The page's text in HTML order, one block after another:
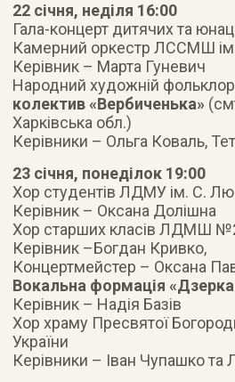
22 січня, неділя 16:00
Гала-концерт дитячих та
Камерний оркестр ЛССМШ
Керівник – Марта Гуневич
Народний художній
колектив «Вербиченька»
Харківська обл.)
Керівники – Ольга Коваль,
23 січня, понеділок 19:00
Хор студентів ЛДМУ ім. С.
Керівник – Оксана Долішна
Хор старших класів ЛДМШ
Керівник –Богдан Кривко,
Концертмейстер – Оксана
Вокальна формація
Керівник – Надія Базів
Хор храму Пресвятої
України
Керівники – Іван Чупашко